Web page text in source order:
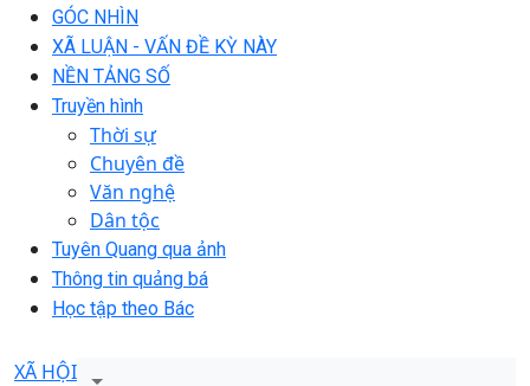
GÓC NHÌN
XÃ LUẬN - VẤN ĐỀ KỲ NÀY
NỀN TẢNG SỐ
Truyền hình
Thời sự
Chuyên đề
Văn nghệ
Dân tộc
Tuyên Quang qua ảnh
Thông tin quảng bá
Học tập theo Bác
XÃ HỘI